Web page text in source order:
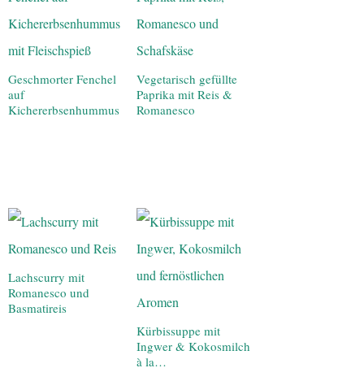
Geschmorter Fenchel
auf
Kichererbsenhummus
Vegetarisch gefüllte
Paprika mit Reis &
Romanesco
Lachscurry mit
Romanesco und
Basmatireis
Kürbissuppe mit
Ingwer & Kokosmilch
à la…